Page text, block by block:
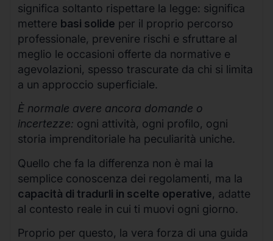
significa soltanto rispettare la legge: significa
mettere basi solide per il proprio percorso
professionale, prevenire rischi e sfruttare al
meglio le occasioni offerte da normative e
agevolazioni, spesso trascurate da chi si limita
a un approccio superficiale.
È normale avere ancora domande o
incertezze: ogni attività, ogni profilo, ogni
storia imprenditoriale ha peculiarità uniche.
Quello che fa la differenza non è mai la
semplice conoscenza dei regolamenti, ma la
capacità di tradurli in scelte operative, adatte
al contesto reale in cui ti muovi ogni giorno.
Proprio per questo, la vera forza di una guida